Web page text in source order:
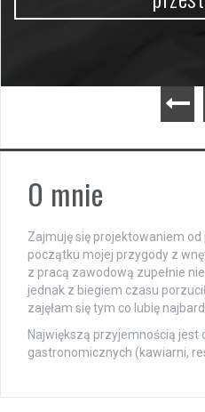
O mnie
Zajmuję się projektowaniem
początku mojej przygody z
z pracą zawodową zupełnie
jednak z biegiem czasu
zajęłam się tym co lubię
Największą przyjemnością jest
gastronomicznych (kawiarni,